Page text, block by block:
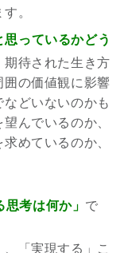
。
思っているかどう
待された生き方
の価値観に影響
どいないのかも
んでいるのか、
めているのか、
思考は何か」 で
、「実現する」こ